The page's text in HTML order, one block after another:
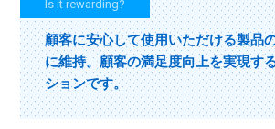
顧客に安心して使用いただける製品
に維持。顧客の満足度向上を実現す
ションです。